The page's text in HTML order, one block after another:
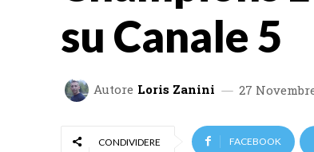
su Canale 5
Autore Loris Zanini 27
CONDIVIDERE FACEBOOK